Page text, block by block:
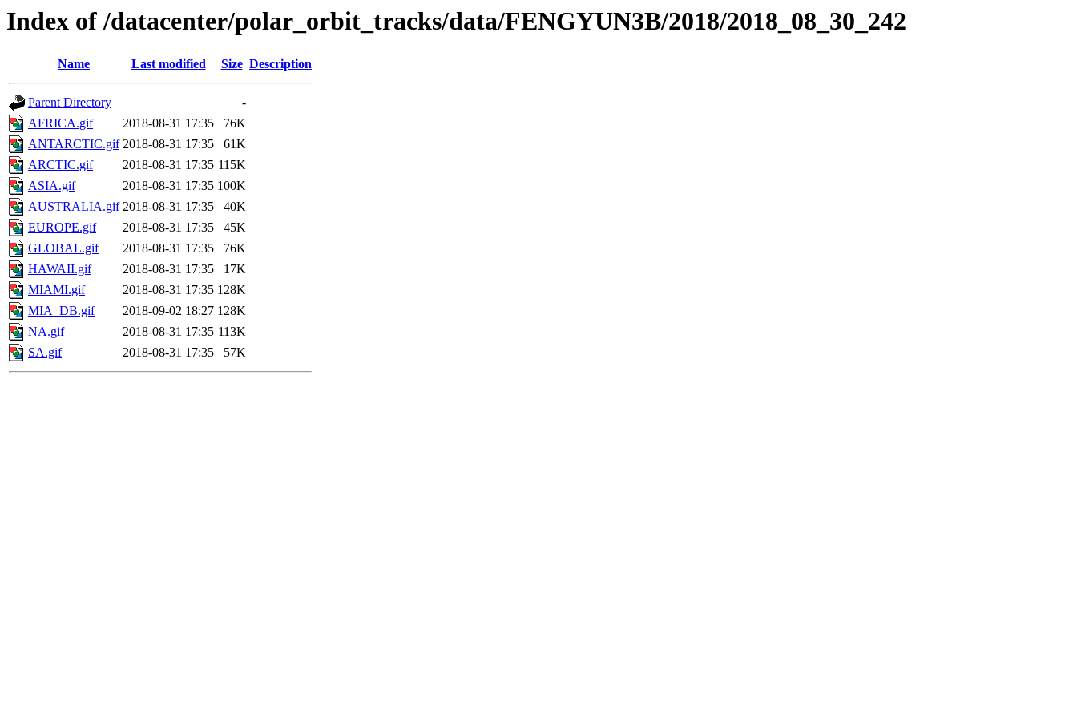
Index of /datacenter/polar_orbit_tracks/data/FENGYUN3B/2018/2018_08_30_242
Name Last modified Size Description
Parent Directory
-
AFRICA.gif
2018-08-31 17:35
76K
ANTARCTIC.gif 2018-08-31 17:35
61K
ARCTIC.gif
2018-08-31 17:35 115K
ASIA.gif
2018-08-31 17:35 100K
AUSTRALIA.gif 2018-08-31 17:35
40K
EUROPE.gif
2018-08-31 17:35
45K
GLOBAL.gif
2018-08-31 17:35
76K
HAWAII.gif
2018-08-31 17:35
17K
MIAMI.gif
2018-08-31 17:35 128K
MIA_DB.gif
2018-09-02 18:27 128K
NA.gif
2018-08-31 17:35 113K
SA.gif
2018-08-31 17:35 57K